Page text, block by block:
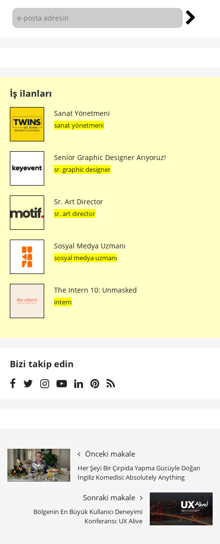
İş ilanları
Sanat Yönetmeni
sanat yönetmeni
Senior Graphic Designer Arıyoruz!
sr. graphic designer
Sr. Art Director
sr. art director
Sosyal Medya Uzmanı
sosyal medya uzmanı
The Intern 10: Unmasked
intern
Bizi takip edin
Önceki makale
Her Şeyi Bir Çırpıda Yapma Gücüyle Doğan
İngiliz Komedisi: Absolutely Anything
Sonraki makale
Bölgenin En Büyük Kullanıcı Deneyimi
Konferansı: UX Alive